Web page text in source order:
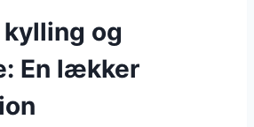
og
En lækker